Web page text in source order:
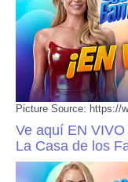
Picture Source: https://
Ve aquí EN
La Casa de los